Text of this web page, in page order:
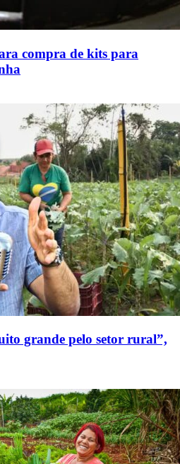
compra de kits para
grande pelo setor rural”,